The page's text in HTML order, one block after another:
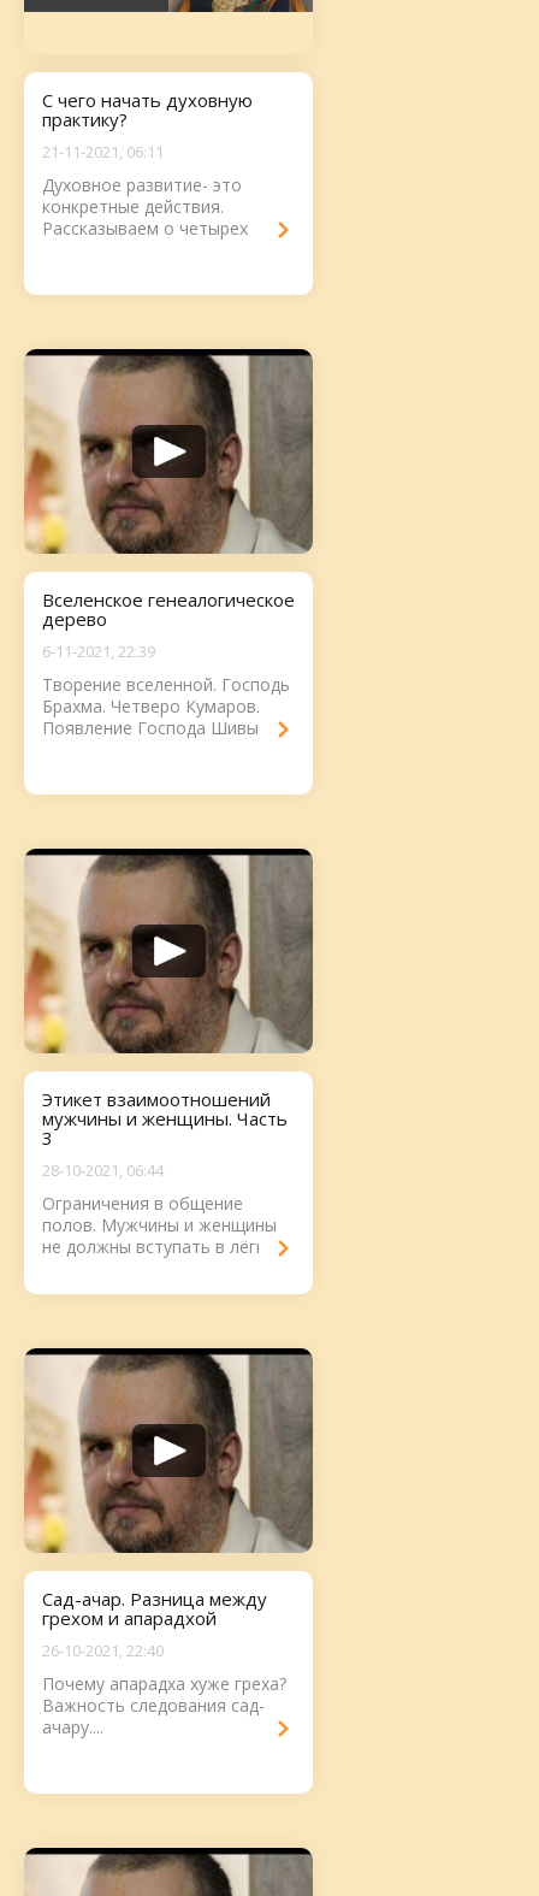
С чего начать духовную
практику?
21-11-2021, 06:11
Духовное развитие- это
конкретные действия.
Рассказываем о четырех
практика....
Вселенское генеалогическое
дерево
6-11-2021, 22:39
Творение вселенной. Господь
Брахма. Четверо Кумаров.
Появление Господа Шивы.
Этикет взаимоотношений
мужчины и женщины. Часть
3
28-10-2021, 06:44
Ограничения в общение
полов. Мужчины и женщины
не должны вступать в лёгкие
Сад-ачар. Разница между
грехом и апарадхой
26-10-2021, 22:40
Почему апарадха хуже греха?
Важность следования сад-
ачару....